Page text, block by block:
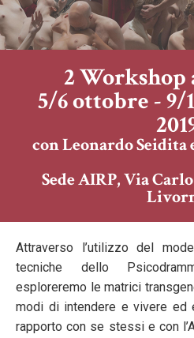
2
5/6 ottobre - 9/
con Leonardo
Sede AIRP, Via
Attraverso l’utilizzo del
tecniche dello
esploreremo le matrici
modi di intendere e vivere ed
rapporto con se stessi e con